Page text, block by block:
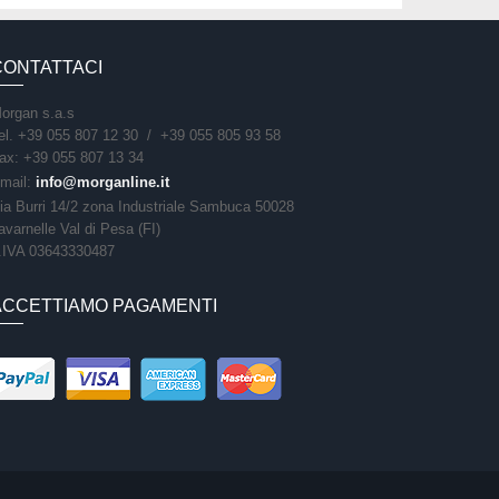
s.a.s
+39 055 807 12 30 / +39 055 805 93 58
+39 055 807 13 34
info@morganline.it
Burri 14/2 zona Industriale Sambuca 50028
Val di Pesa (FI)
03643330487
PAGAMENTI